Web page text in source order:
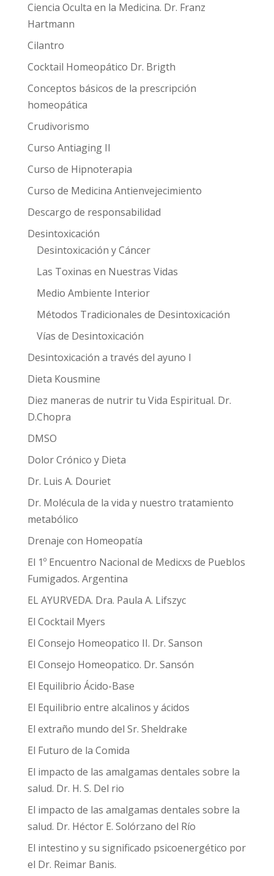
Ciencia Oculta en la Medicina. Dr. Franz
Hartmann
Cilantro
Cocktail Homeopático Dr. Brigth
Conceptos básicos de la prescripción
homeopática
Crudivorismo
Curso Antiaging II
Curso de Hipnoterapia
Curso de Medicina Antienvejecimiento
Descargo de responsabilidad
Desintoxicación
Desintoxicación y Cáncer
Las Toxinas en Nuestras Vidas
Medio Ambiente Interior
Métodos Tradicionales de Desintoxicación
Vías de Desintoxicación
Desintoxicación a través del ayuno I
Dieta Kousmine
Diez maneras de nutrir tu Vida Espiritual. Dr.
D.Chopra
DMSO
Dolor Crónico y Dieta
Dr. Luis A. Douriet
Dr. Molécula de la vida y nuestro tratamiento
metabólico
Drenaje con Homeopatía
El 1º Encuentro Nacional de Medicxs de Pueblos
Fumigados. Argentina
EL AYURVEDA. Dra. Paula A. Lifszyc
El Cocktail Myers
El Consejo Homeopatico II. Dr. Sanson
El Consejo Homeopatico. Dr. Sansón
El Equilibrio Ácido-Base
El Equilibrio entre alcalinos y ácidos
El extraño mundo del Sr. Sheldrake
El Futuro de la Comida
El impacto de las amalgamas dentales sobre la
salud. Dr. H. S. Del rio
El impacto de las amalgamas dentales sobre la
salud. Dr. Héctor E. Solórzano del Río
El intestino y su significado psicoenergético por
el Dr. Reimar Banis.